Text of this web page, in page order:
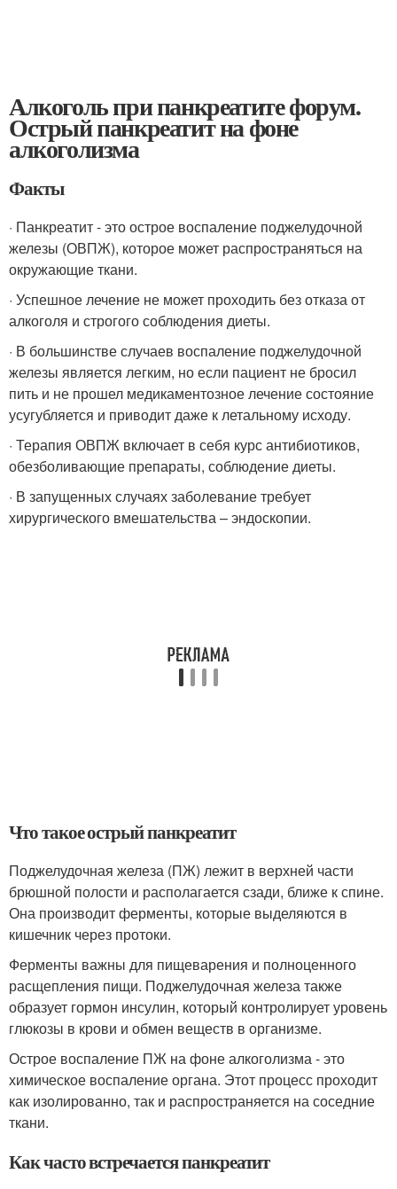
Алкоголь при панкреатите форум.
Острый панкреатит на фоне
алкоголизма
Факты
· Панкреатит - это острое воспаление поджелудочной
железы (ОВПЖ), которое может распространяться на
окружающие ткани.
· Успешное лечение не может проходить без отказа от
алкоголя и строгого соблюдения диеты.
· В большинстве случаев воспаление поджелудочной
железы является легким, но если пациент не бросил
пить и не прошел медикаментозное лечение состояние
усугубляется и приводит даже к летальному исходу.
· Терапия ОВПЖ включает в себя курс антибиотиков,
обезболивающие препараты, соблюдение диеты.
· В запущенных случаях заболевание требует
хирургического вмешательства – эндоскопии.
Что такое острый панкреатит
Поджелудочная железа (ПЖ) лежит в верхней части
брюшной полости и располагается сзади, ближе к спине.
Она производит ферменты, которые выделяются в
кишечник через протоки.
Ферменты важны для пищеварения и полноценного
расщепления пищи. Поджелудочная железа также
образует гормон инсулин, который контролирует уровень
глюкозы в крови и обмен веществ в организме.
Острое воспаление ПЖ на фоне алкоголизма - это
химическое воспаление органа. Этот процесс проходит
как изолированно, так и распространяется на соседние
ткани.
Как часто встречается панкреатит